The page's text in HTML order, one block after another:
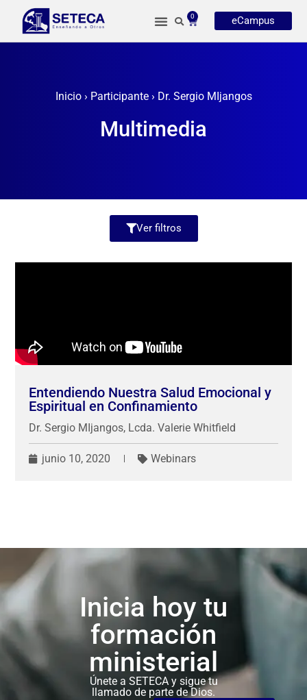
0 eCampus
Inicio › Participante › Dr. Sergio MIjangos
Multimedia
Ver filtros
Entendiendo Nuestra Salud Emocional y
Espiritual en Confinamiento
Dr. Sergio MIjangos, Lcda. Valerie Whitfield
junio 10, 2020 Webinars
Inicia hoy tu
formación
ministerial
Únete a SETECA y sigue tu
llamado de parte de Dios.